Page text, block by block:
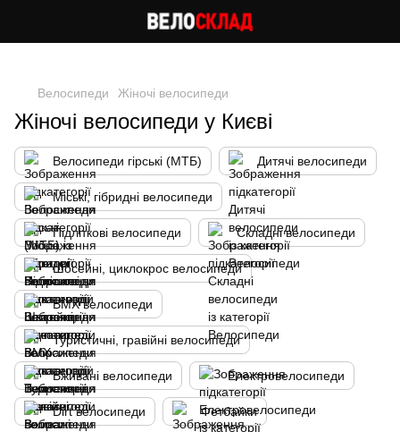
Велосипеди Жіночі велосипеди
Жіночі велосипеди у Києві
Велосипеди гірські (МТБ) Дитячі велосипеди
Міські, гібридні велосипеди
Підліткові велосипеди Складні велосипеди
Шосейні, циклокрос велосипеди
BMX велосипеди
Туристичні, гравійні велосипеди
Вживані велосипеди Електровелосипеди
Dirt велосипеди Фетбайки